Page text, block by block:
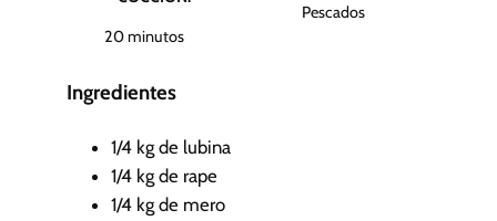
s
20m
n
o
s
minutos
Pescados
Ingredientes
1/4 kg de lubina
1/4 kg de rape
1/4 kg de mero